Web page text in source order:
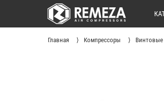
Главная Компрессоры Винтовые